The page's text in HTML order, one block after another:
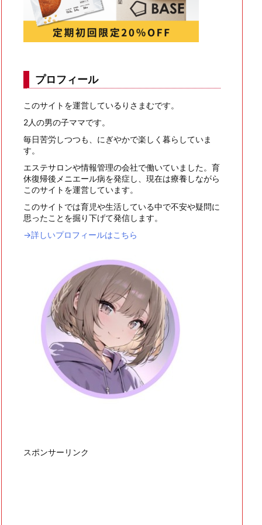
プロフィール
このサイトを運営しているりさまむです。
2人の男の子ママです。
毎日苦労しつつも、にぎやかで楽しく暮らしていま
す。
エステサロンや情報管理の会社で働いていました。育
休復帰後メニエール病を発症し、現在は療養しながら
このサイトを運営しています。
このサイトでは育児や生活している中で不安や疑問に
思ったことを掘り下げて発信します。
→詳しいプロフィールはこちら
スポンサーリンク